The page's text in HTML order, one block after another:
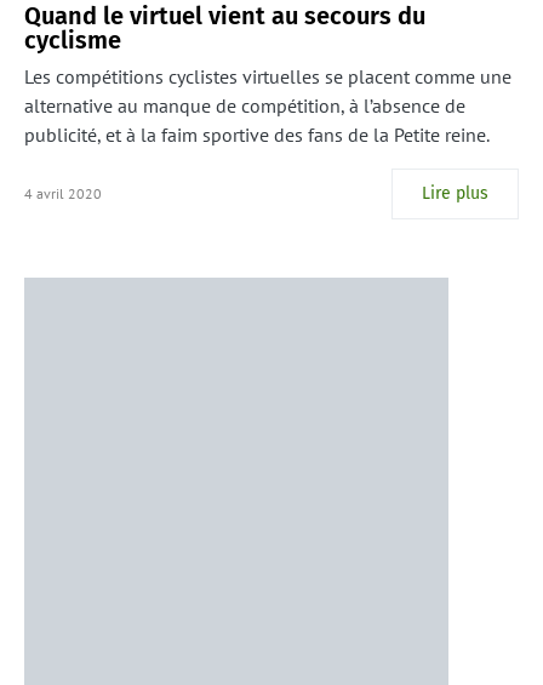
Quand le virtuel vient au secours du
cyclisme
Les compétitions cyclistes virtuelles se placent comme une
alternative au manque de compétition, à l’absence de
publicité, et à la faim sportive des fans de la Petite reine.
4 avril 2020 Lire plus